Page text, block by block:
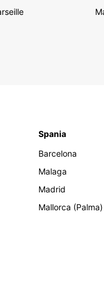
Spania
Barcelona
Malaga
Madrid
Mallorca (Palma)